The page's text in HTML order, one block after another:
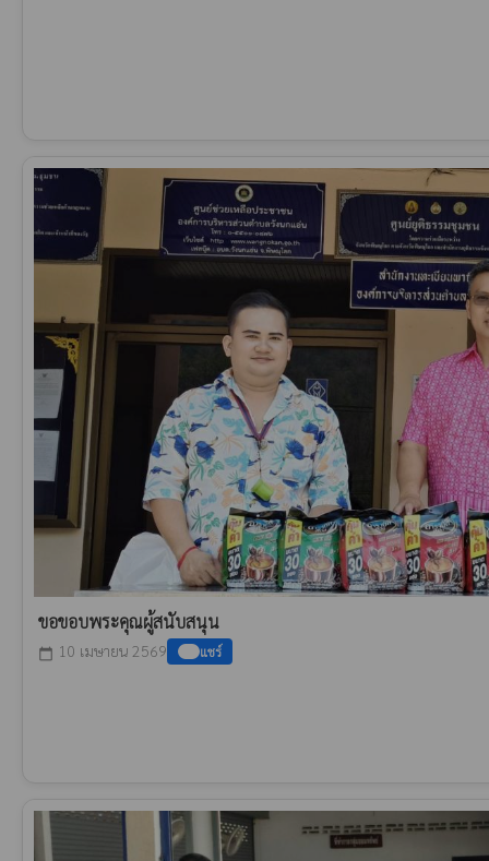
ขอขอบพระคุณผู้สนับสนุน
calendar_today 10 เมษายน 2569 แชร์